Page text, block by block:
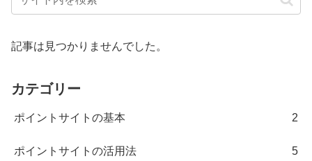
記事は見つかりませんでした。
カテゴリー
ポイントサイトの基本 2
ポイントサイトの活用法 5